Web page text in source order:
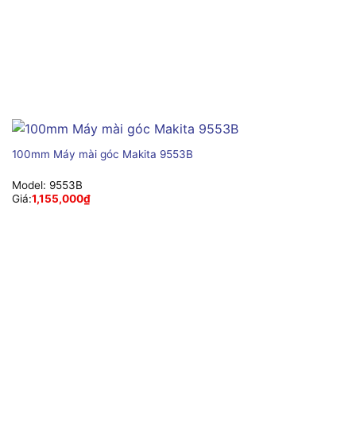
100mm Máy mài góc Makita 9553B
Model: 9553B
Giá:1,155,000₫